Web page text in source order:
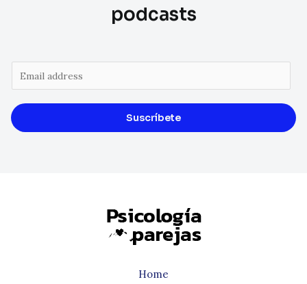
podcasts
Suscríbete
Home